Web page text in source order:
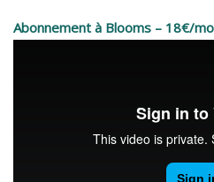
Abonnement à Blooms – 18€/